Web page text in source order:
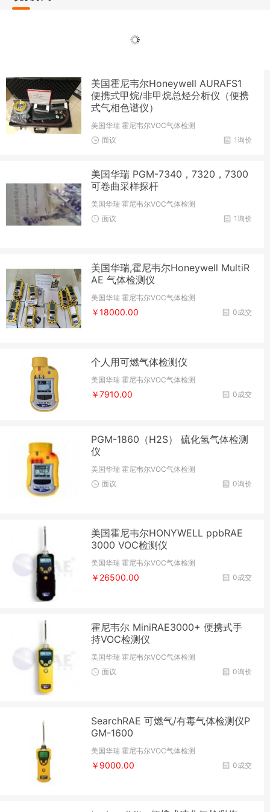
美国霍尼韦尔Honeywell AURAFS1
便携式甲烷/非甲烷总烃分析仪（便携
式气相色谱仪）
美国华瑞 霍尼韦尔VOC气体检测
1询价
面议
美国华瑞 PGM-7340，7320，7300
可卷曲采样探杆
美国华瑞 霍尼韦尔VOC气体检测
1询价
面议
美国华瑞,霍尼韦尔Honeywell MultiR
AE 气体检测仪
美国华瑞 霍尼韦尔VOC气体检测
0成交
￥18000.00
个人用可燃气体检测仪
美国华瑞 霍尼韦尔VOC气体检测
0成交
￥7910.00
PGM-1860（H2S） 硫化氢气体检测
仪
美国华瑞 霍尼韦尔VOC气体检测
0询价
面议
美国霍尼韦尔HONYWELL ppbRAE
3000 VOC检测仪
美国华瑞 霍尼韦尔VOC气体检测
0成交
￥26500.00
霍尼韦尔 MiniRAE3000+ 便携式手
持VOC检测仪
美国华瑞 霍尼韦尔VOC气体检测
0询价
面议
SearchRAE 可燃气/有毒气体检测仪P
GM-1600
美国华瑞 霍尼韦尔VOC气体检测
0成交
￥9000.00